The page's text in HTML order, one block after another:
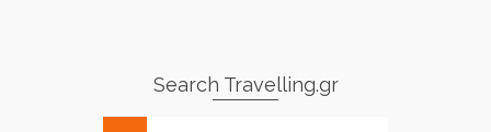
Search Travelling.gr